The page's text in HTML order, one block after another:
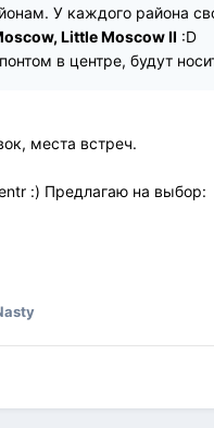
У каждого района
Little Moscow II :D
в центре, будут
места встреч.
:) Предлагаю на выбор: